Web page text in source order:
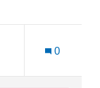
Raunistula
0